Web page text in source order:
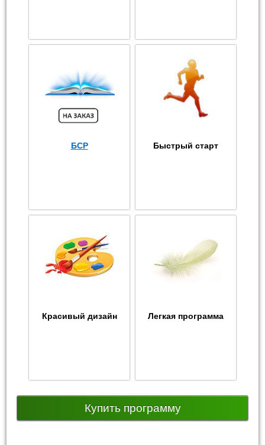
БСР Быстрый старт
Красивый дизайн Легкая программа
Купить программу